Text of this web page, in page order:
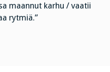
maannut karhu / vaatii
rytmiä.”